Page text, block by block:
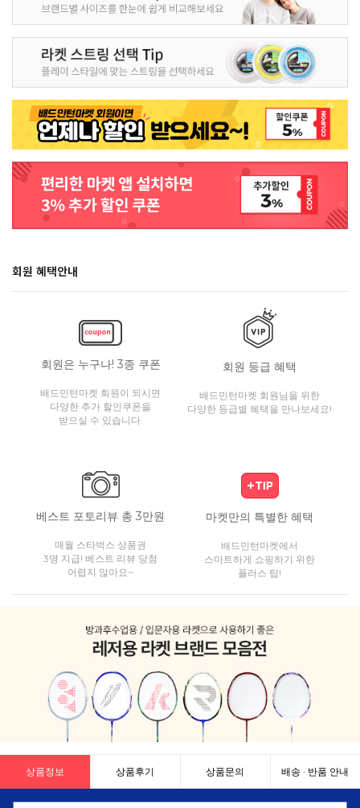
회원 혜택안내
회원은 누구나! 3종 쿠폰
배드민턴마켓 회원이 되시면
다양한 추가 할인쿠폰을
받으실 수 있습니다.
회원 등급 혜택
배드민턴마켓 회원님을 위한
다양한 등급별 혜택을 만나보세요!
베스트 포토리뷰 총 3만원
매월 스타벅스 상품권
3명 지급! 베스트 리뷰 당첨
어렵지 않아요~
마켓만의 특별한 혜택
배드민턴마켓에서
스마트하게 쇼핑하기 위한
플러스 팁!
상품정보 상품후기 상품문의 배송 · 반품 안내